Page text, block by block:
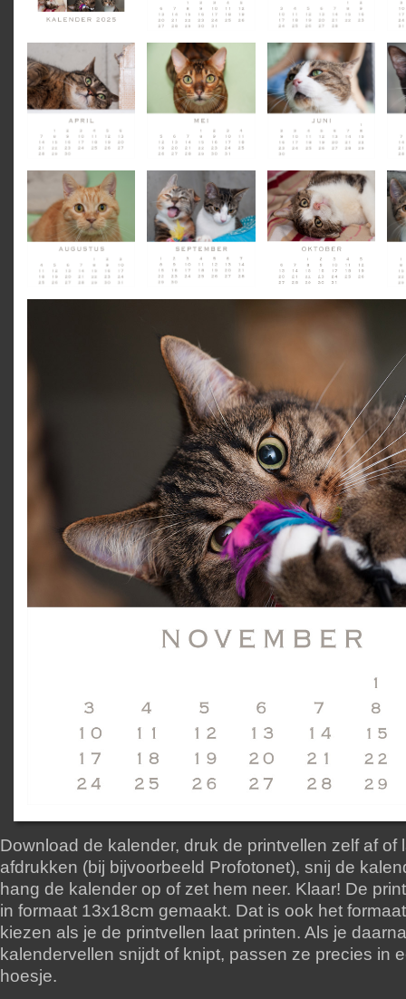
Download de kalender, druk de printvellen zelf af of
afdrukken (bij bijvoorbeeld Profotonet), snij de
hang de kalender op of zet hem neer. Klaar! De
in formaat 13x18cm gemaakt. Dat is ook het
kiezen als je de printvellen laat printen. Als je
kalendervellen snijdt of knipt, passen ze precies in
hoesje.